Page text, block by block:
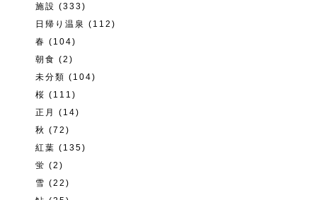
施設 (333)
日帰り温泉 (112)
春 (104)
朝食 (2)
未分類 (104)
桜 (111)
正月
(14)
秋 (72)
紅葉 (135)
蛍 (2)
雪 (22)